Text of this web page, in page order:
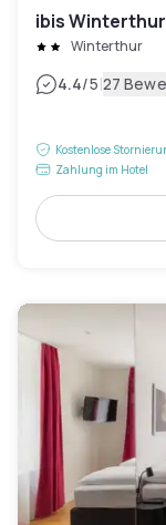
ibis
Winterthur
4.4/5|27
Kostenlose
Zahlung im Hotel